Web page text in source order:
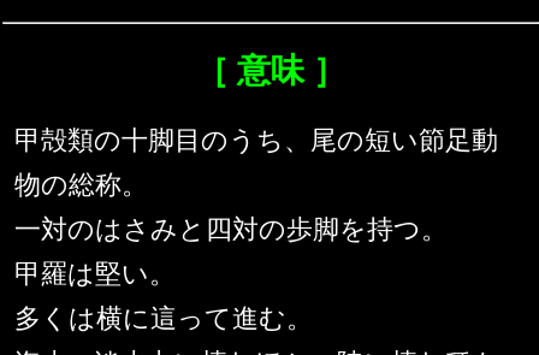
［ 意味 ］
甲殻類の十脚目のうち、尾の短い節足動
物の総称。
一対のはさみと四対の歩脚を持つ。
甲羅は堅い。
多くは横に這って進む。